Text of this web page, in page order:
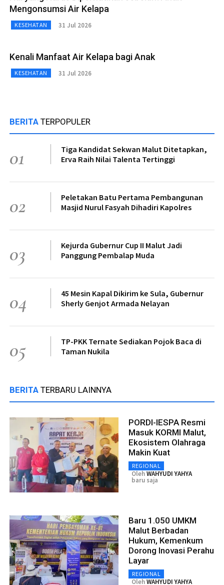
Mengonsumsi Air Kelapa
KESEHATAN 31 Jul 2026
Kenali Manfaat Air Kelapa bagi Anak
KESEHATAN 31 Jul 2026
BERITA TERPOPULER
01
Tiga Kandidat Sekwan Malut Ditetapkan,
Erva Raih Nilai Talenta Tertinggi
02
Peletakan Batu Pertama Pembangunan
Masjid Nurul Fasyah Dihadiri Kapolres
03
Kejurda Gubernur Cup II Malut Jadi
Panggung Pembalap Muda
04
45 Mesin Kapal Dikirim ke Sula, Gubernur
Sherly Genjot Armada Nelayan
05
TP-PKK Ternate Sediakan Pojok Baca di
Taman Nukila
BERITA TERBARU LAINNYA
PORDI-IESPA Resmi
Masuk KORMI Malut,
Ekosistem Olahraga
Makin Kuat
REGIONAL
OlehWAHYUDI YAHYA
baru saja
Baru 1.050 UMKM
Malut Berbadan
Hukum, Kemenkum
Dorong Inovasi Perahu
Layar
REGIONAL
OlehWAHYUDI YAHYA